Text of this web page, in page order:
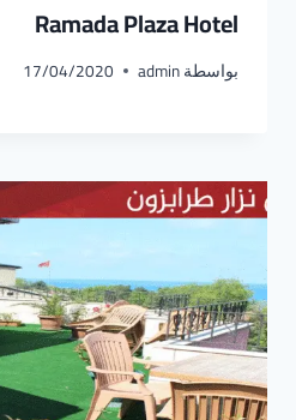
Ramada Plaza Hotel
بواسطةadmin
17/04/2020